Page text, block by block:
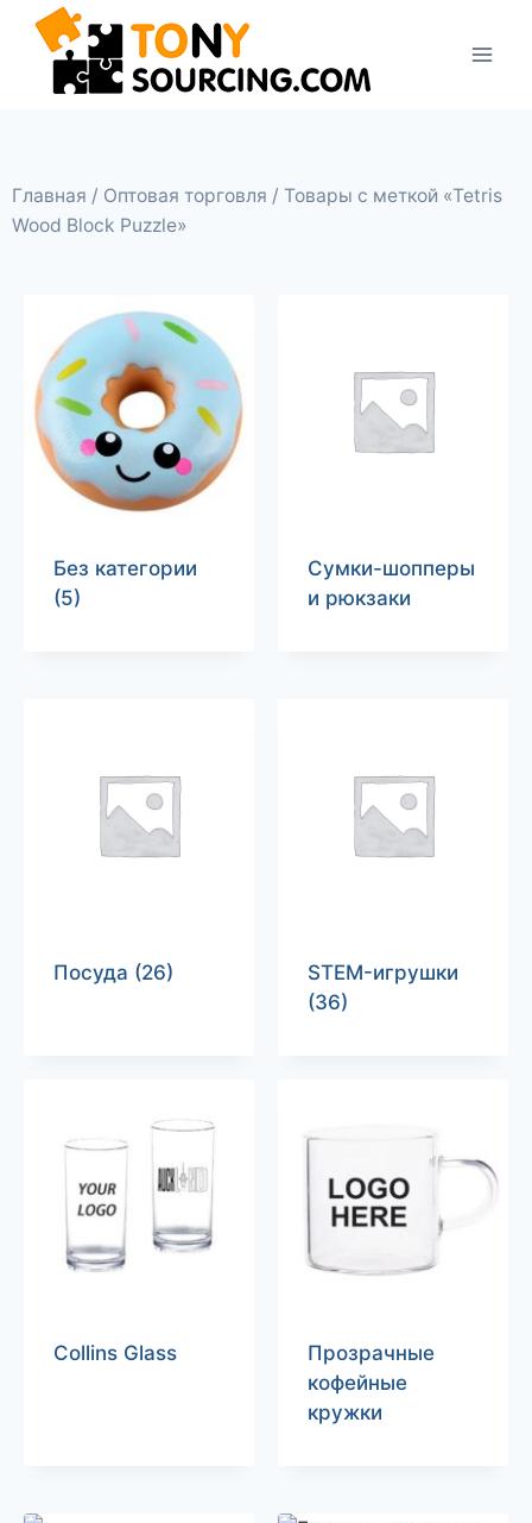
Главная / Оптовая торговля / Товары с меткой «Tetris
Wood Block Puzzle»
Без категории
(5)
Сумки-шопперы
и рюкзаки
Посуда (26)
STEM-игрушки
(36)
Collins Glass
Прозрачные
кофейные
кружки